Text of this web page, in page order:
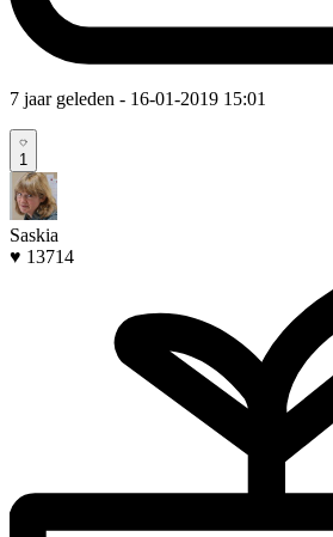
7 jaar geleden - 16-01-2019 15:01
1
Saskia
♥ 13714